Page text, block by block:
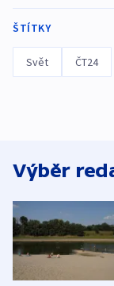
ŠTÍTKY
Svět ČT24
Výběr